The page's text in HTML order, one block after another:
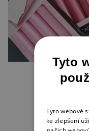
Tyto
Tyto webové
ke zlepšení